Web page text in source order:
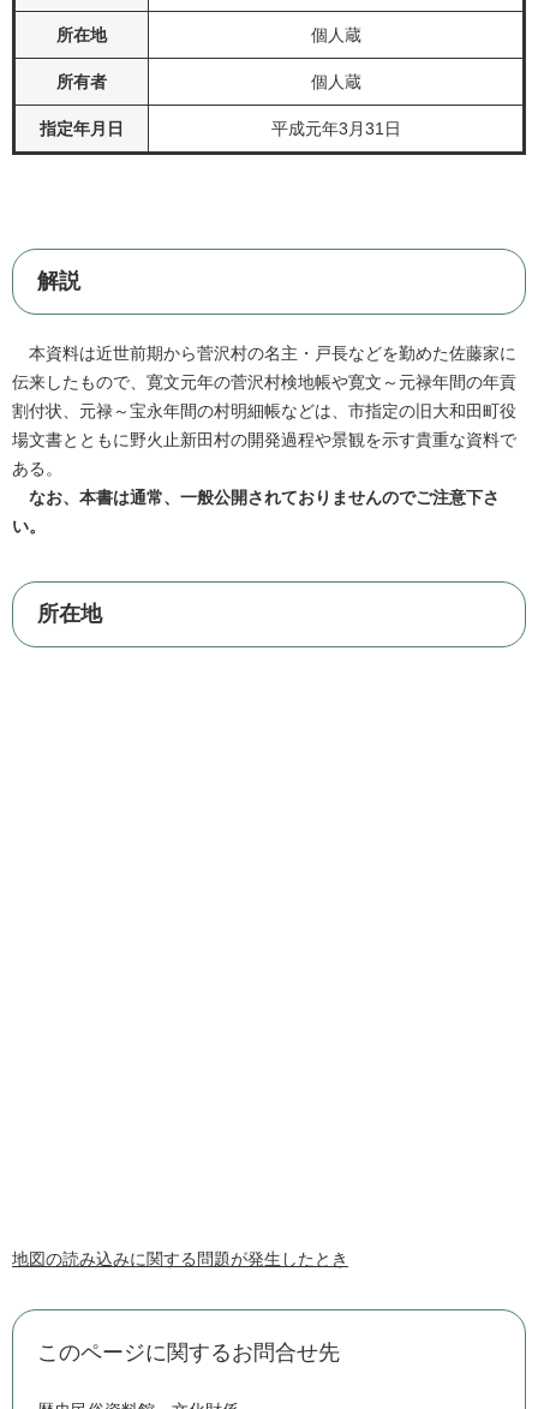
所在地 個人蔵
所有者 個人蔵
指定年月日 平成元年3月31日
解説
本資料は近世前期から菅沢村の名主・戸長などを勤めた佐藤家に
伝来したもので、寛文元年の菅沢村検地帳や寛文～元禄年間の年貢
割付状、元禄～宝永年間の村明細帳などは、市指定の旧大和田町役
場文書とともに野火止新田村の開発過程や景観を示す貴重な資料で
ある。
なお、本書は通常、一般公開されておりませんのでご注意下さ
い。
所在地
地図の読み込みに関する問題が発生したとき
このページに関するお問合せ先